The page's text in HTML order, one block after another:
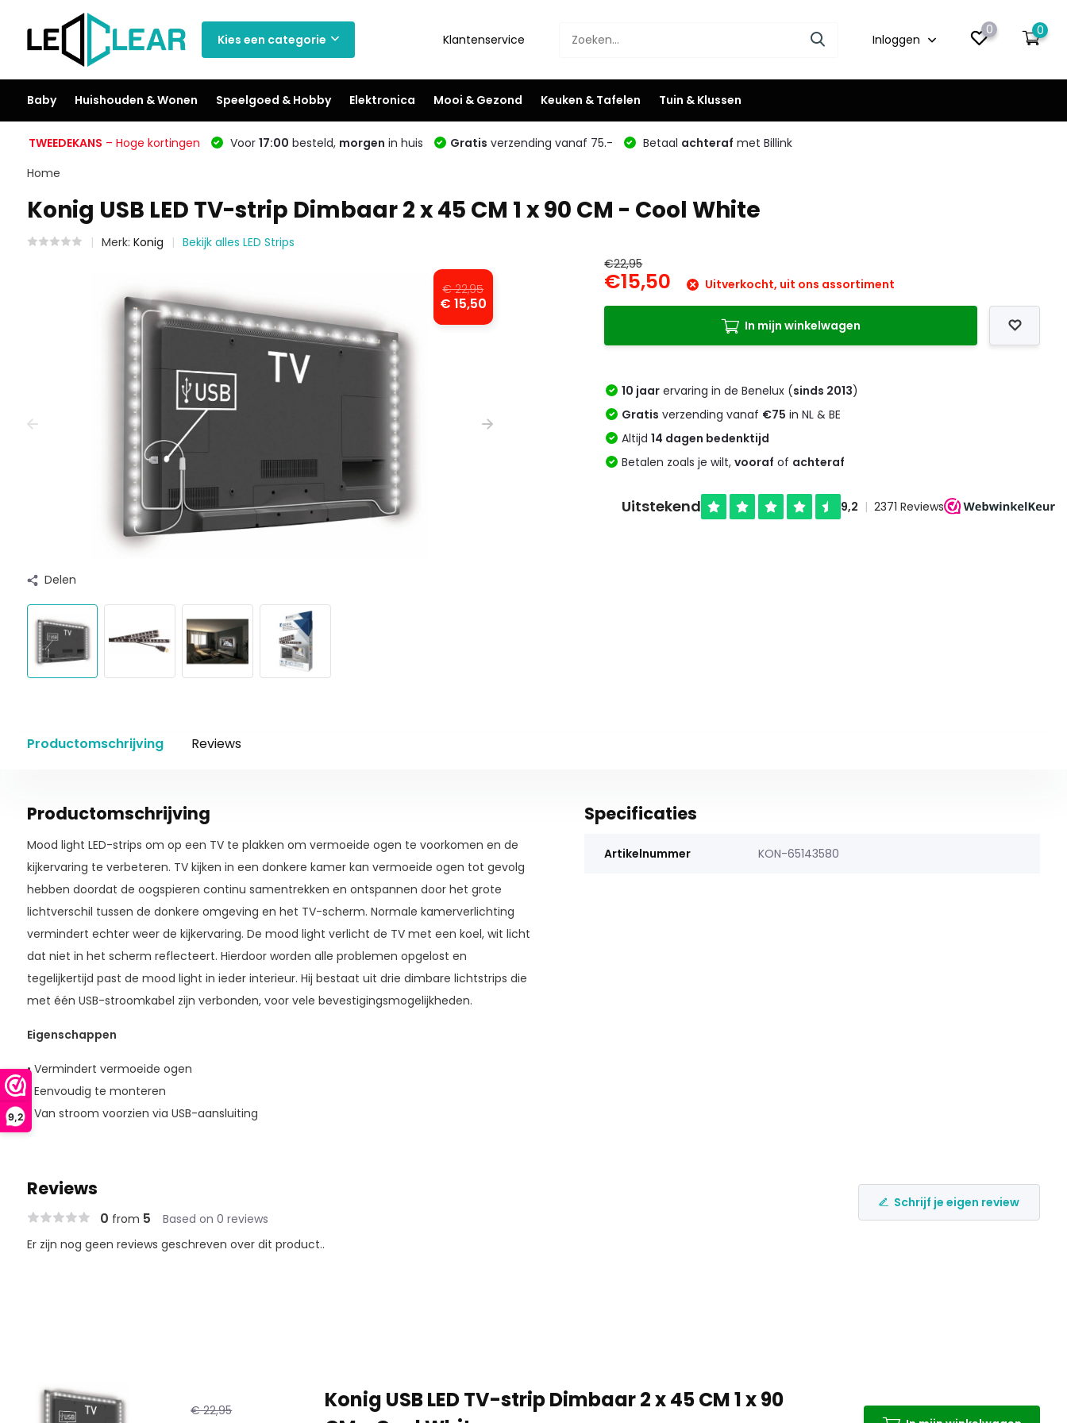
9,2
Kies een categorie Klantenservice Inloggen
0 0
Baby Huishouden & Wonen Speelgoed & Hobby Elektronica Mooi & Gezond Keuken & Tafelen Tuin & Klussen
TWEEDEKANS – Hoge kortingen Voor 17:00 besteld, morgen in huis Gratis verzending vanaf 75.- Betaal achteraf met Billink
Home
Konig USB LED TV-strip Dimbaar 2 x 45 CM 1 x 90 CM - Cool White
Merk: Konig Bekijk alles LED Strips
€ 22,95
€ 15,50
Delen
€22,95
€15,50 Uitverkocht, uit ons assortiment
In mijn winkelwagen
10 jaar ervaring in de Benelux (sinds 2013)
Gratis verzending vanaf €75 in NL & BE
Altijd14 dagen bedenktijd
Betalen zoals je wilt,vooraf of achteraf
Productomschrijving Reviews
Productomschrijving
Mood light LED-strips om op een TV te plakken om vermoeide ogen te voorkomen en de
kijkervaring te verbeteren. TV kijken in een donkere kamer kan vermoeide ogen tot gevolg
hebben doordat de oogspieren continu samentrekken en ontspannen door het grote
lichtverschil tussen de donkere omgeving en het TV-scherm. Normale kamerverlichting
vermindert echter weer de kijkervaring. De mood light verlicht de TV met een koel, wit licht
dat niet in het scherm reflecteert. Hierdoor worden alle problemen opgelost en
tegelijkertijd past de mood light in ieder interieur. Hij bestaat uit drie dimbare lichtstrips die
met één USB-stroomkabel zijn verbonden, voor vele bevestigingsmogelijkheden.
Eigenschappen
• Vermindert vermoeide ogen
• Eenvoudig te monteren
• Van stroom voorzien via USB-aansluiting
Specificaties
Artikelnummer KON-65143580
Reviews
0 from 5 Based on 0 reviews
Schrijf je eigen review
Er zijn nog geen reviews geschreven over dit product..
€ 22,95
Konig USB LED TV-strip Dimbaar 2 x 45 CM 1 x 90